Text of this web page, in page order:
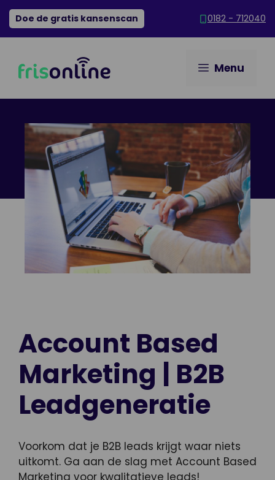
Ga
naar
de
Doe de gratis kansenscan 0182 - 712040
Menu
Account Based
Marketing | B2B
Leadgeneratie
Voorkom dat je B2B leads krijgt waar niets
uitkomt. Ga aan de slag met Account Based